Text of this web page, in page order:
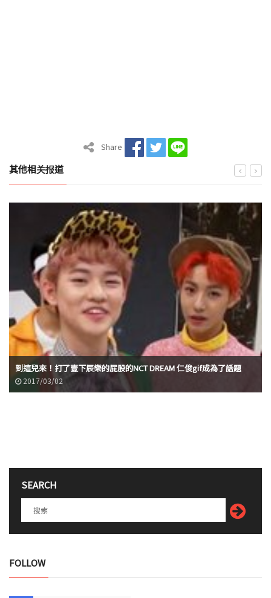
Share
其他相关报道
到這兒來！打了壹下辰樂的屁股的NCT DREAM 仁俊gif成為了話題
2017/03/02
SEARCH
FOLLOW